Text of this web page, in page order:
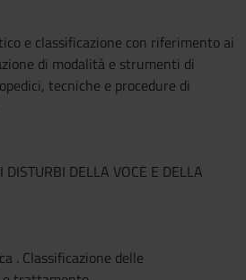
e classificazione con riferimento ai
di modalità e strumenti di
tecniche e procedure di
DELLA VOCE E DELLA
. Classificazione delle